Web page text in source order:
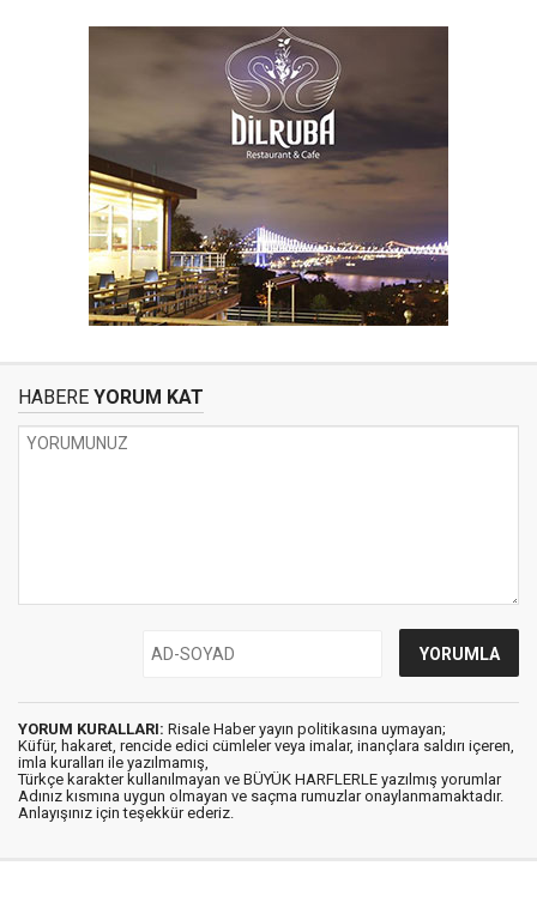
HABERE YORUM KAT
YORUM KURALLARI: Risale Haber yayın politikasına uymayan;
Küfür, hakaret, rencide edici cümleler veya imalar, inançlara saldırı içeren,
imla kuralları ile yazılmamış,
Türkçe karakter kullanılmayan ve BÜYÜK HARFLERLE yazılmış yorumlar
Adınız kısmına uygun olmayan ve saçma rumuzlar onaylanmamaktadır.
Anlayışınız için teşekkür ederiz.